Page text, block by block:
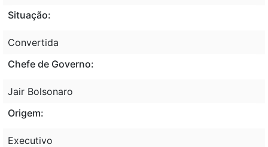
Situação:
Convertida
Chefe de Governo:
Jair Bolsonaro
Origem:
Executivo